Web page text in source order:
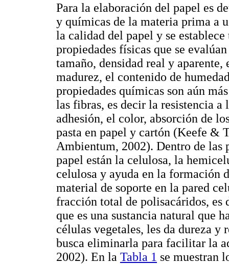
Para la elaboración del papel es
y químicas de la materia prima a
la calidad del papel y se
propiedades físicas que se
tamaño, densidad real y aparente,
madurez, el contenido de
propiedades químicas son aún
las fibras, es decir la resistencia
adhesión, el color, absorción de
pasta en papel y cartón (Keefe &
Ambientum, 2002). Dentro de las
papel están la celulosa, la
celulosa y ayuda en la formación
material de soporte en la pared
fracción total de polisacáridos,
que es una sustancia natural que
células vegetales, les da dureza y
busca eliminarla para facilitar la
2002). En la Tabla 1 se muestran